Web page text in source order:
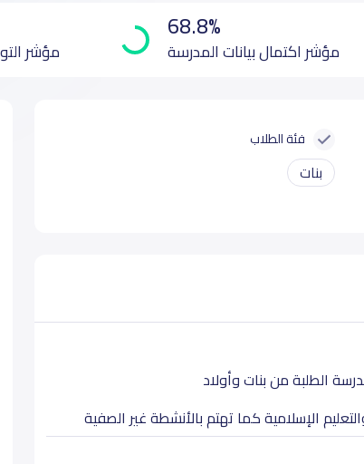
68.8%
مؤشر اكتمال بيانات المدرسة مؤشر
فئة الطلاب
بنات
الإسلامية كما تهتم بالأنشطة غير الصفية